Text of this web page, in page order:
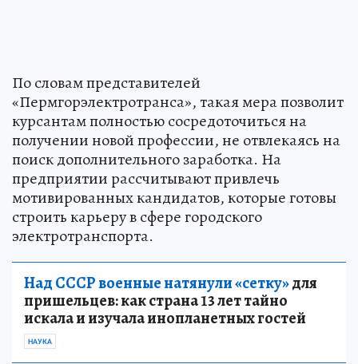
По словам представителей
«Пермгорэлектротранса», такая мера позволит
курсантам полностью сосредоточиться на
получении новой профессии, не отвлекаясь на
поиск дополнительного заработка. На
предприятии рассчитывают привлечь
мотивированных кандидатов, которые готовы
строить карьеру в сфере городского
электротранспорта.
Над СССР военные натянули «сетку»для
пришельцев: как страна 13 лет тайно
искала и изучала инопланетных гостей
НАУКА